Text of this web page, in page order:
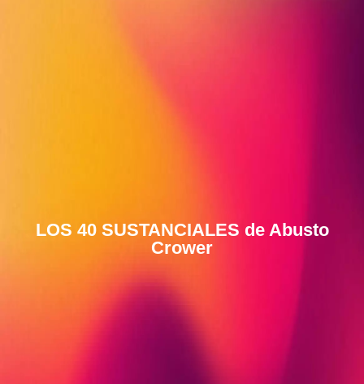
LOS 40 SUSTANCIALES de Abusto
Crower